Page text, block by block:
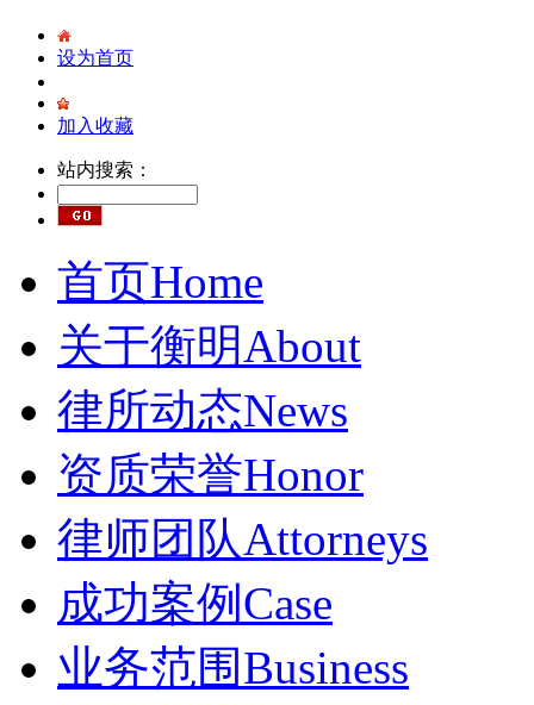
设为首页
加入收藏
站内搜索：
首页Home
关于衡明About
律所动态News
资质荣誉Honor
律师团队Attorneys
成功案例 Case
业务范围Business